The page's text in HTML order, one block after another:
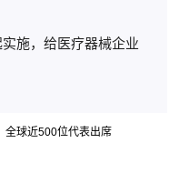
施，给医疗器械企业